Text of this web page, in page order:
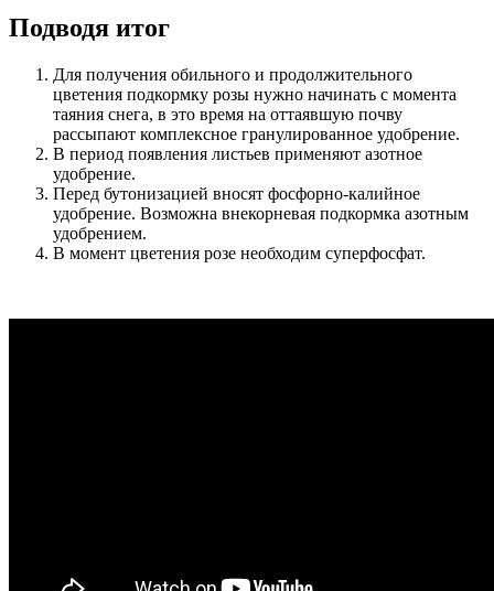
Подводя итог
Для получения обильного и продолжительного
цветения подкормку розы нужно начинать с момента
таяния снега, в это время на оттаявшую почву
рассыпают комплексное гранулированное удобрение.
В период появления листьев применяют азотное
удобрение.
Перед бутонизацией вносят фосфорно-калийное
удобрение. Возможна внекорневая подкормка азотным
удобрением.
В момент цветения розе необходим суперфосфат.